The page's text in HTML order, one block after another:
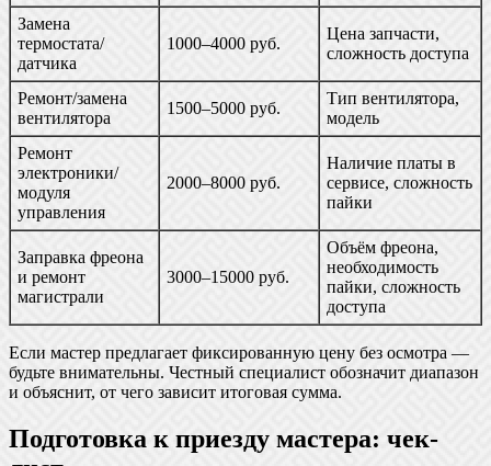
Замена
термостата/
датчика
1000–4000 руб.
Цена запчасти,
сложность доступа
Ремонт/замена
вентилятора
1500–5000 руб.
Тип вентилятора,
модель
Ремонт
электроники/
модуля
управления
2000–8000 руб.
Наличие платы в
сервисе, сложность
пайки
Заправка фреона
и ремонт
магистрали
3000–15000 руб.
Объём фреона,
необходимость
пайки, сложность
доступа
Если мастер предлагает фиксированную цену без осмотра —
будьте внимательны. Честный специалист обозначит диапазон
и объяснит, от чего зависит итоговая сумма.
Подготовка к приезду мастера: чек-